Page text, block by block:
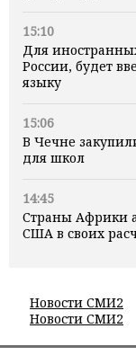
15:10
Для
России, будет
языку
15:06
В Чечне
для школ
14:45
Страны Африки
США в своих
Новости СМИ2
Новости СМИ2